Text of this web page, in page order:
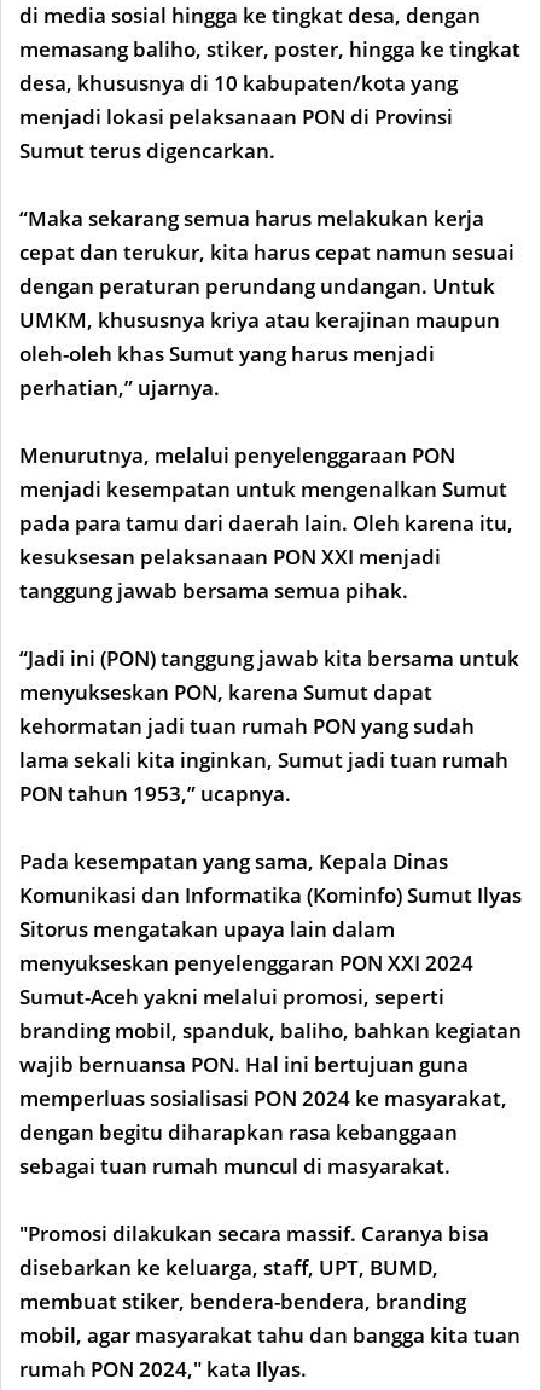
di media sosial hingga ke tingkat desa, dengan
memasang baliho, stiker, poster, hingga ke tingkat
desa, khususnya di 10 kabupaten/kota yang
menjadi lokasi pelaksanaan PON di Provinsi
Sumut terus digencarkan.
“Maka sekarang semua harus melakukan kerja
cepat dan terukur, kita harus cepat namun sesuai
dengan peraturan perundang undangan. Untuk
UMKM, khususnya kriya atau kerajinan maupun
oleh-oleh khas Sumut yang harus menjadi
perhatian,” ujarnya.
Menurutnya, melalui penyelenggaraan PON
menjadi kesempatan untuk mengenalkan Sumut
pada para tamu dari daerah lain. Oleh karena itu,
kesuksesan pelaksanaan PON XXI menjadi
tanggung jawab bersama semua pihak.
“Jadi ini (PON) tanggung jawab kita bersama untuk
menyukseskan PON, karena Sumut dapat
kehormatan jadi tuan rumah PON yang sudah
lama sekali kita inginkan, Sumut jadi tuan rumah
PON tahun 1953,” ucapnya.
Pada kesempatan yang sama, Kepala Dinas
Komunikasi dan Informatika (Kominfo) Sumut Ilyas
Sitorus mengatakan upaya lain dalam
menyukseskan penyelenggaran PON XXI 2024
Sumut-Aceh yakni melalui promosi, seperti
branding mobil, spanduk, baliho, bahkan kegiatan
wajib bernuansa PON. Hal ini bertujuan guna
memperluas sosialisasi PON 2024 ke masyarakat,
dengan begitu diharapkan rasa kebanggaan
sebagai tuan rumah muncul di masyarakat.
"Promosi dilakukan secara massif. Caranya bisa
disebarkan ke keluarga, staff, UPT, BUMD,
membuat stiker, bendera-bendera, branding
mobil, agar masyarakat tahu dan bangga kita tuan
rumah PON 2024," kata Ilyas.